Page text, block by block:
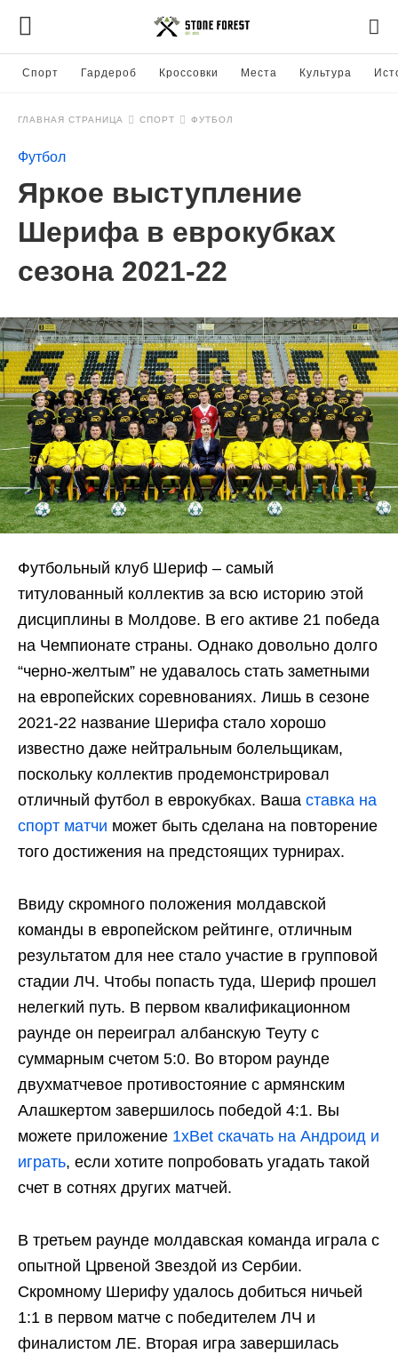
Спорт Гардероб Кроссовки Места Культура
ГЛАВНАЯ СТРАНИЦА СПОРТ ФУТБОЛ
Футбол
Яркое выступление
Шерифа в еврокубках
сезона 2021-22
Футбольный клуб Шериф – самый
титулованный коллектив за всю историю этой
дисциплины в Молдове. В его активе 21 победа
на Чемпионате страны. Однако довольно долго
“черно-желтым” не удавалось стать заметными
на европейских соревнованиях. Лишь в сезоне
2021-22 название Шерифа стало хорошо
известно даже нейтральным болельщикам,
поскольку коллектив продемонстрировал
отличный футбол в еврокубках. Ваша ставка на
спорт матчи может быть сделана на повторение
того достижения на предстоящих турнирах.
Ввиду скромного положения молдавской
команды в европейском рейтинге, отличным
результатом для нее стало участие в групповой
стадии ЛЧ. Чтобы попасть туда, Шериф прошел
нелегкий путь. В первом квалификационном
раунде он переиграл албанскую Теуту с
суммарным счетом 5:0. Во втором раунде
двухматчевое противостояние с армянским
Алашкертом завершилось победой 4:1. Вы
можете приложение 1xBet скачать на Андроид и
играть, если хотите попробовать угадать такой
счет в сотнях других матчей.
В третьем раунде молдавская команда играла с
опытной Црвеной Звездой из Сербии.
Скромному Шерифу удалось добиться ничьей
1:1 в первом матче с победителем ЛЧ и
финалистом ЛЕ. Вторая игра завершилась